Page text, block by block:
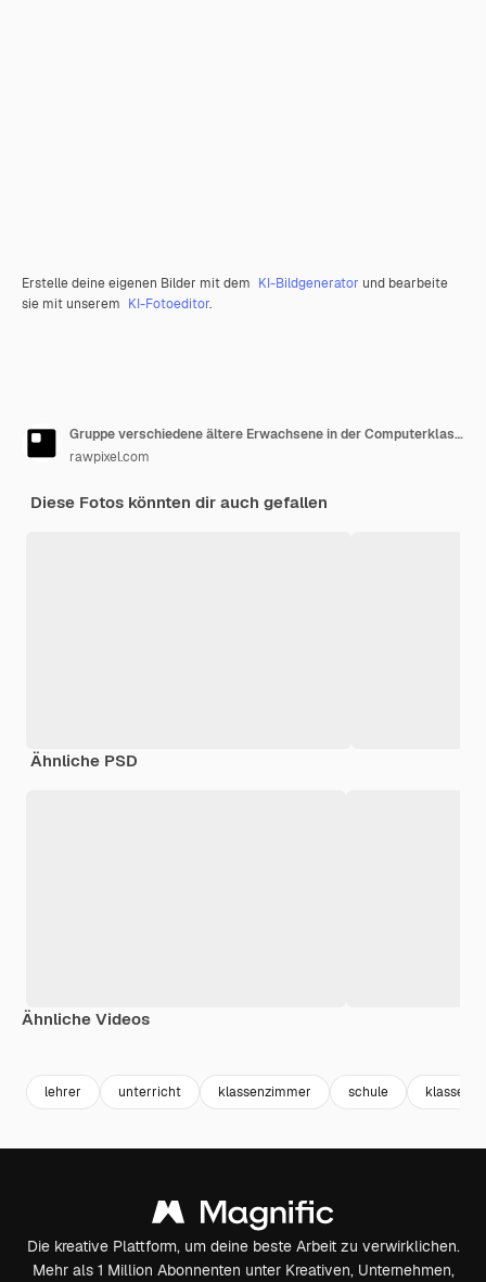
Erstelle deine eigenen Bilder mit dem KI-Bildgenerator und bearbeite
sie mit unserem KI-Fotoeditor.
Gruppe verschiedene ältere Erwachsene in der Computerklasse
rawpixel.com
Diese Fotos könnten dir auch gefallen
Ähnliche PSD
Ähnliche Videos
lehrer unterricht klassenzimmer schule klasse
Die kreative Plattform, um deine beste Arbeit zu verwirklichen.
Mehr als 1 Million Abonnenten unter Kreativen, Unternehmen,